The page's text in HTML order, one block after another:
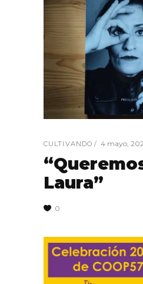
CULTIVANDO 4 mayo,
Laura”
0